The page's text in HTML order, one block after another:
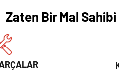
Zaten Bir Mal